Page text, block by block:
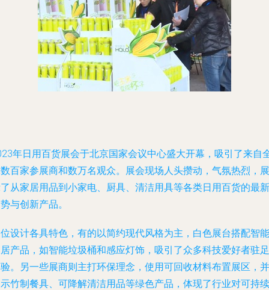
年日用百货展会于北京国家会议中心盛大开幕，吸引了来自
百家参展商和数万名观众。展会现场人头攒动，气氛热烈，展
从家居用品到小家电、厨具、清洁用具等各类日用百货的最新
与创新产品。
设计各具特色，有的以简约现代风格为主，白色展台搭配智能
产品，如智能垃圾桶和感应灯饰，吸引了众多科技爱好者驻足
。另一些展商则主打环保理念，使用可回收材料布置展区，并
竹制餐具、可降解清洁用品等绿色产品，体现了行业对可持续